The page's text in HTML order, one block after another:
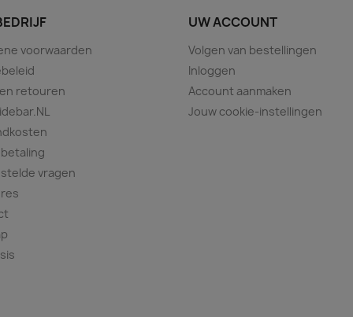
voorwaarden
retouren
vragen
UW ACCOUNT
Volgen van bestellingen
Inloggen
Account aanmaken
Jouw cookie-instellingen